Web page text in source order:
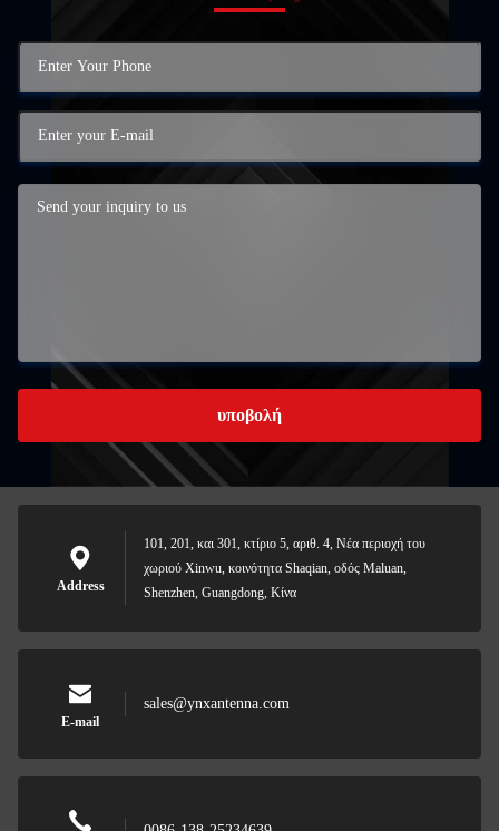
υποβολή
Address
101, 201, και 301, κτίριο 5, αριθ. 4, Νέα περιοχή του
χωριού Xinwu, κοινότητα Shaqian, οδός Maluan,
Shenzhen, Guangdong, Κίνα
E-mail
sales@ynxantenna.com